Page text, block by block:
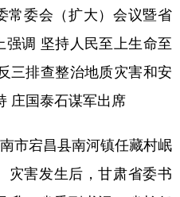
委会（扩大）会议暨省
调 坚持人民至上生命至
三排查整治地质灾害和安
庄国泰石谋军出席
宕昌县南河镇任藏村岷
灾害发生后，甘肃省委书